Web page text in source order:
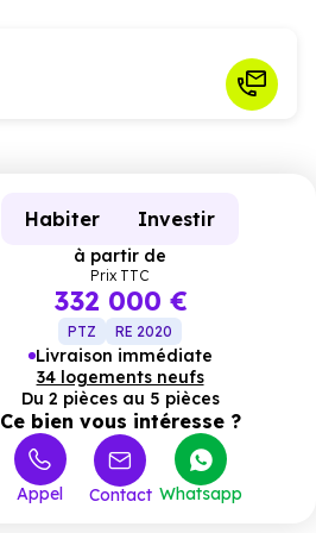
Habiter Investir
à partir de
Prix TTC
332 000 €
PTZ RE 2020
Livraison immédiate
34 logements neufs
Du 2 pièces au 5 pièces
Ce bien vous intéresse ?
Appel Contact Whatsapp